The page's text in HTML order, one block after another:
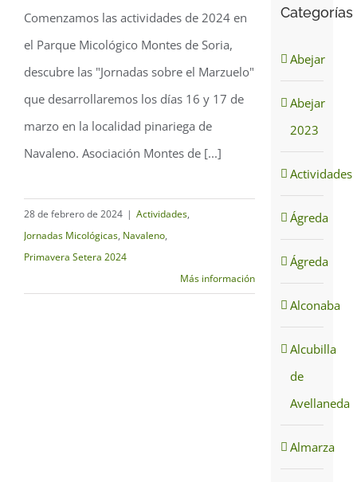
Comenzamos las actividades de 2024 en
el Parque Micológico Montes de Soria,
descubre las "Jornadas sobre el Marzuelo"
que desarrollaremos los días 16 y 17 de
marzo en la localidad pinariega de
Navaleno. Asociación Montes de [...]
28 de febrero de 2024 | Actividades,
Jornadas Micológicas, Navaleno,
Primavera Setera 2024
Más información
Categorías
Abejar
Abejar
2023
Actividades
Ágreda
Ágreda
Alconaba
Alcubilla
de
Avellaneda
Almarza